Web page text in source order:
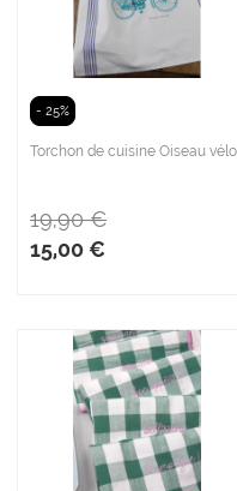
- 25%
Torchon de cuisine Oiseau vélo
15,00 €
19,90 €